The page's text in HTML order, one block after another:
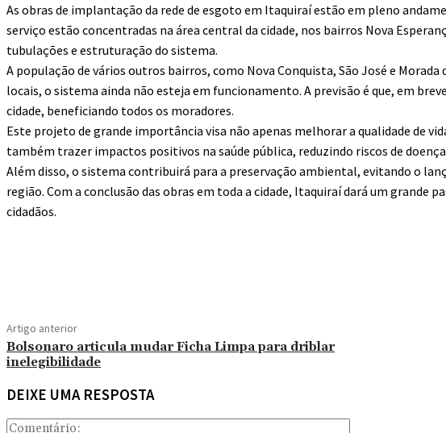
As obras de implantação da rede de esgoto em Itaquiraí estão em pleno
serviço estão concentradas na área central da cidade, nos bairros Nova
tubulações e estruturação do sistema.
A população de vários outros bairros, como Nova Conquista, São José e
locais, o sistema ainda não esteja em funcionamento. A previsão é que, em
cidade, beneficiando todos os moradores.
Este projeto de grande importância visa não apenas melhorar a qualidade de
também trazer impactos positivos na saúde pública, reduzindo riscos de
Além disso, o sistema contribuirá para a preservação ambiental, evitando o
região. Com a conclusão das obras em toda a cidade, Itaquiraí dará um grande
cidadãos.
Artigo anterior
Bolsonaro articula mudar Ficha Limpa para driblar
inelegibilidade
DEIXE UMA RESPOSTA